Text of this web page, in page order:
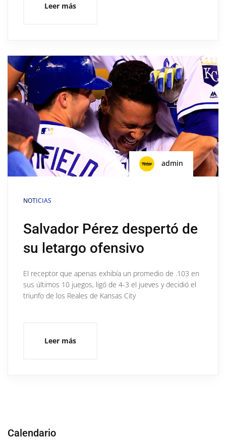
Leer más
admin
NOTICIAS
Salvador Pérez despertó de
su letargo ofensivo
El receptor que apenas exhibía un promedio de .103 en
sus últimos 10 juegos, ligó de 4-3 el jueves y decidió el
triunfo de los Reales de Kansas City
Leer más
Calendario